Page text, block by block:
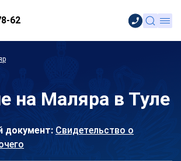
62
на Маляра в Туле
документ: Свидетельство о